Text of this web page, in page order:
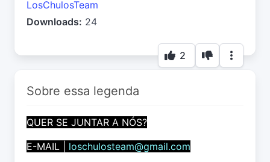
LosChulosTeam
Downloads: 24
2
Sobre essa legenda
QUER SE JUNTAR A NÓS?
E-MAIL |
loschulosteam@gmail.com